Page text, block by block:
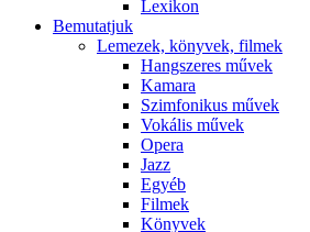
Lexikon
Bemutatjuk
Lemezek, könyvek, filmek
Hangszeres művek
Kamara
Szimfonikus művek
Vokális művek
Opera
Jazz
Egyéb
Filmek
Könyvek